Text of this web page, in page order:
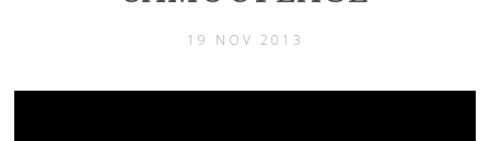
19 NOV 2013